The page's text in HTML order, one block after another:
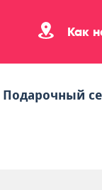
Как
Подарочный